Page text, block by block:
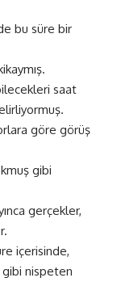
bu süre bir
saat
göre görüş
gibi
gerçekler,
içerisinde,
gibi nispeten